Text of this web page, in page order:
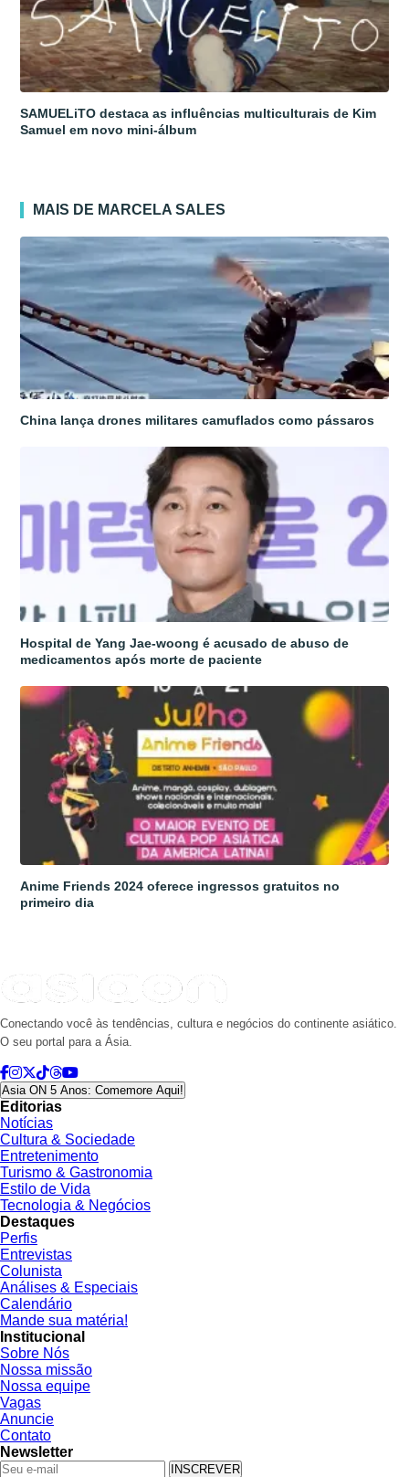
SAMUELiTO destaca as influências multiculturais de Kim
Samuel em novo mini-álbum
MAIS DE MARCELA SALES
China lança drones militares camuflados como pássaros
Hospital de Yang Jae-woong é acusado de abuso de
medicamentos após morte de paciente
Anime Friends 2024 oferece ingressos gratuitos no
primeiro dia
Conectando você às tendências, cultura e negócios do continente asiático.
O seu portal para a Ásia.
Asia ON 5 Anos: Comemore Aqui!
Editorias
Notícias
Cultura & Sociedade
Entretenimento
Turismo & Gastronomia
Estilo de Vida
Tecnologia & Negócios
Destaques
Perfis
Entrevistas
Colunista
Análises & Especiais
Calendário
Mande sua matéria!
Institucional
Sobre Nós
Nossa missão
Nossa equipe
Vagas
Anuncie
Contato
Newsletter
INSCREVER